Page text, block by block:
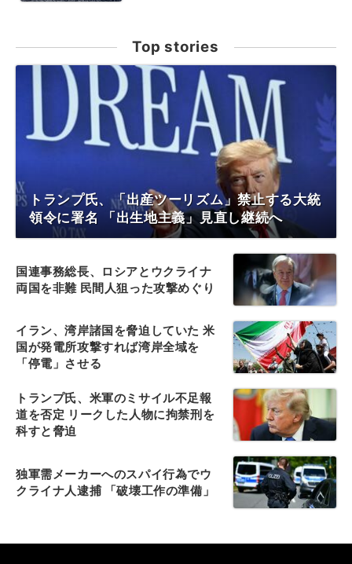
Top stories
トランプ氏、「出産ツーリズム」禁止する大統
領令に署名 「出生地主義」見直し継続へ
国連事務総長、ロシアとウクライナ
両国を非難 民間人狙った攻撃めぐり
イラン、湾岸諸国を脅迫していた 米
国が発電所攻撃すれば湾岸全域を
「停電」させる
トランプ氏、米軍のミサイル不足報
道を否定 リークした人物に拘禁刑を
科すと脅迫
独軍需メーカーへのスパイ行為でウ
クライナ人逮捕 「破壊工作の準備」